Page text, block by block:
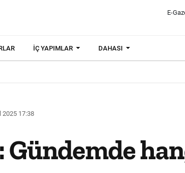
E-
İÇ YAPIMLAR DAHASI
2025 17:38
Gündemde